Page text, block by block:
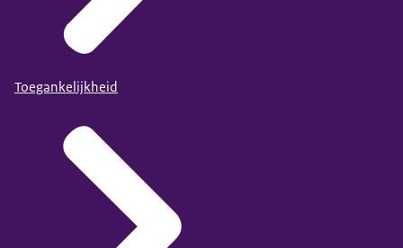
Toegankelijkheid